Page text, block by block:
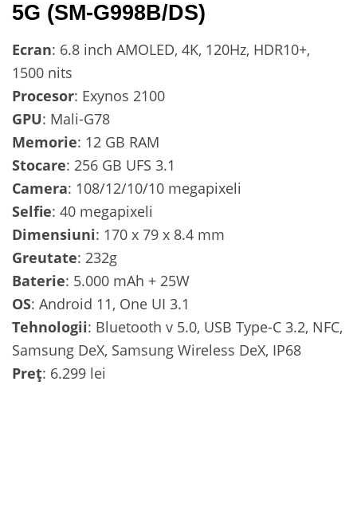
5G (SM-G998B/DS)
Ecran: 6.8 inch AMOLED, 4K, 120Hz, HDR10+,
1500 nits
Procesor: Exynos 2100
GPU: Mali-G78
Memorie: 12 GB RAM
Stocare: 256 GB UFS 3.1
Camera: 108/12/10/10 megapixeli
Selfie: 40 megapixeli
Dimensiuni: 170 x 79 x 8.4 mm
Greutate: 232g
Baterie: 5.000 mAh + 25W
OS: Android 11, One UI 3.1
Tehnologii: Bluetooth v 5.0, USB Type-C 3.2, NFC,
Samsung DeX, Samsung Wireless DeX, IP68
Preț: 6.299 lei